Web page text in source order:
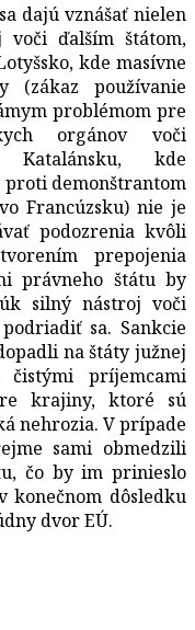
vznášať nielen
ďalším štátom,
kde masívne
(zákaz používanie
problémom pre
orgánov voči
kde
demonštrantom
Francúzsku) nie je
podozrenia kvôli
prepojenia
právneho štátu by
silný nástroj voči
sa. Sankcie
na štáty južnej
príjemcami
krajiny, ktoré sú
nehrozia. V prípade
sami obmedzili
čo by im prinieslo
konečnom dôsledku
dvor EÚ.